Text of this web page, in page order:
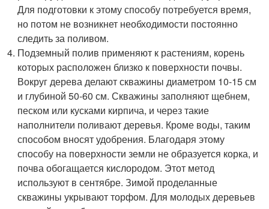
Для подготовки к этому способу потребуется время,
но потом не возникнет необходимости постоянно
следить за поливом.
Подземный полив применяют к растениям, корень
которых расположен близко к поверхности почвы.
Вокруг дерева делают скважины диаметром 10-15 см
и глубиной 50-60 см. Скважины заполняют щебнем,
песком или кусками кирпича, и через такие
наполнители поливают деревья. Кроме воды, таким
способом вносят удобрения. Благодаря этому
способу на поверхности земли не образуется корка, и
почва обогащается кислородом. Этот метод
используют в сентябре. Зимой проделанные
скважины укрывают торфом. Для молодых деревьев